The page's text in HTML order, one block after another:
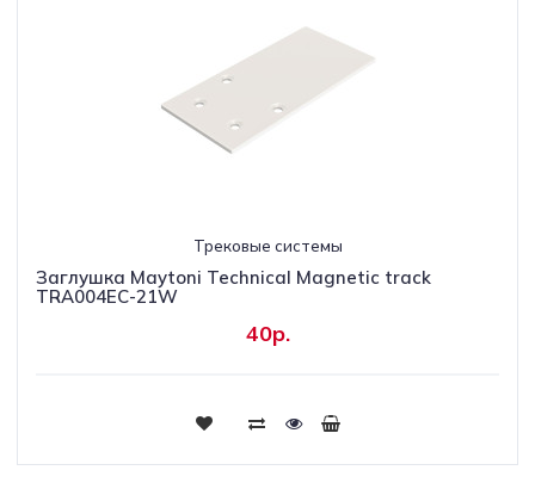
Трековые системы
Заглушка Maytoni Technical Magnetic track
TRA004EC-21W
40р.